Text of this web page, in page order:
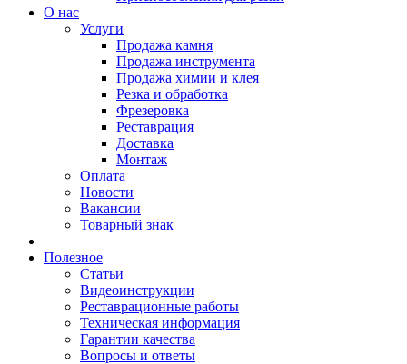
О нас
Услуги
Продажа камня
Продажа инструмента
Продажа химии и клея
Резка и обработка
Фрезеровка
Реставрация
Доставка
Монтаж
Оплата
Новости
Вакансии
Товарный знак
Полезное
Статьи
Видеоинструкции
Реставрационные работы
Техническая информация
Гарантии качества
Вопросы и ответы